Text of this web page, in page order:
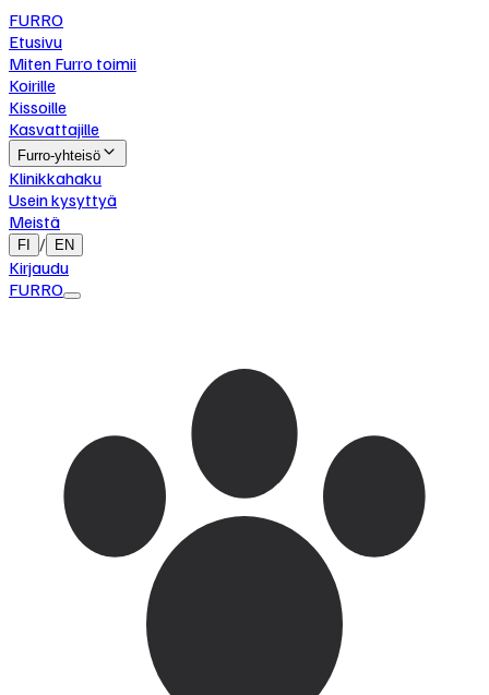
FURRO
Etusivu
Miten Furro toimii
Koirille
Kissoille
Kasvattajille
Furro-yhteisö
Klinikkahaku
Usein kysyttyä
Meistä
FI / EN
Kirjaudu
FURRO